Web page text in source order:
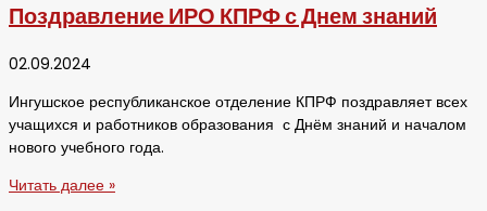
Поздравление ИРО КПРФ с Днем знаний
02.09.2024
Ингушское республиканское отделение КПРФ поздравляет всех
учащихся и работников образования с Днём знаний и началом
нового учебного года.
Читать далее »